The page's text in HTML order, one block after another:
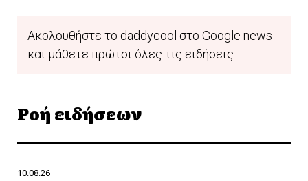
Ακολουθήστε το daddycool στο Google news
και μάθετε πρώτοι όλες τις ειδήσεις
Ροή ειδήσεων
10.08.26